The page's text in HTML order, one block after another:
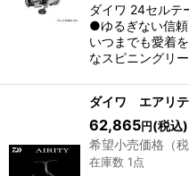
ダイワ 24セルテ
●ゆるぎない信
いつまでも愛着
なスピニングリ
ダイワ エアリ
62,865円(税込)
希望小売価格（税
在庫数 1点